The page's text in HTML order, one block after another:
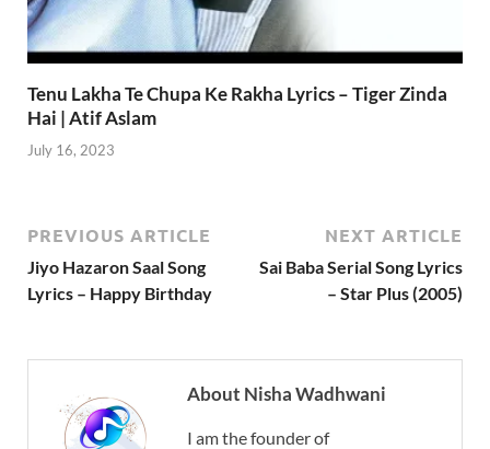
Tenu Lakha Te Chupa Ke Rakha Lyrics – Tiger Zinda
Hai | Atif Aslam
July 16, 2023
PREVIOUS ARTICLE
Jiyo Hazaron Saal Song
Lyrics – Happy Birthday
NEXT ARTICLE
Sai Baba Serial Song Lyrics
– Star Plus (2005)
About Nisha Wadhwani
I am the founder of